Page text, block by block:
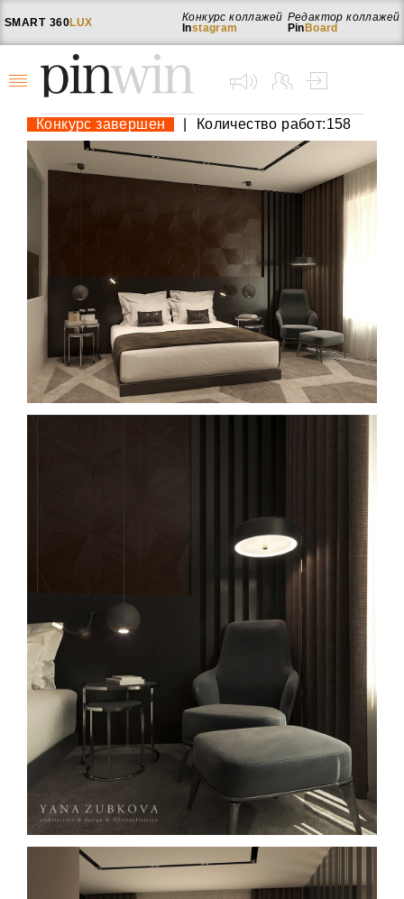
SMART 360LUX
Редактор коллажей
Pin Board
Конкурс коллажей
Instagram
Конкурс завершен Количество работ:158